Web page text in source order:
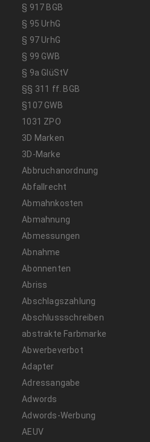
§ 917 BGB
§ 95 UrhG
§ 97 UrhG
§ 99 GWB
§ 9a GlüStV
§§ 311 ff. BGB
§107 GWB
1031 ZPO
3D Marken
3D-Marke
Abbruchanordnung
Abfallrecht
Abmahnkosten
Abmahnung
Abmessungen
Abnahme
Abonnenten
Abriss
Abschlagszahlung
Abschlussschreiben
abstrakte Farbmarke
Abwerbeverbot
Adapter
Adressangabe
Adwords
Adwords-Werbung
AEUV